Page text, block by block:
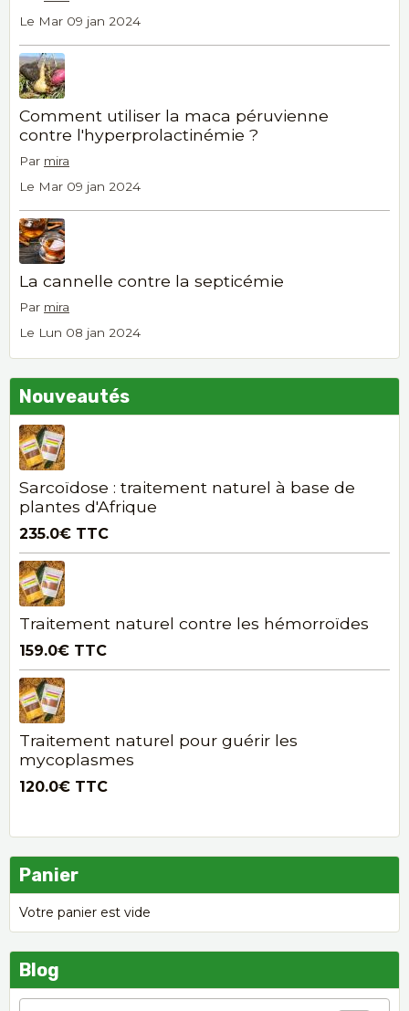
Le Mar 09 jan 2024
Comment utiliser la maca péruvienne
contre l'hyperprolactinémie ?
Par mira
Le Mar 09 jan 2024
La cannelle contre la septicémie
Par mira
Le Lun 08 jan 2024
Nouveautés
Sarcoïdose : traitement naturel à base de
plantes d'Afrique
235.0€ TTC
Traitement naturel contre les hémorroïdes
159.0€ TTC
Traitement naturel pour guérir les
mycoplasmes
120.0€ TTC
Panier
Votre panier est vide
Blog